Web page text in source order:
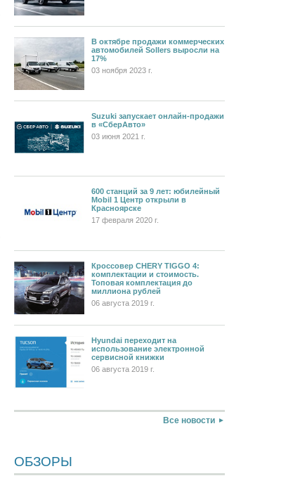
В октябре продажи коммерческих
автомобилей Sollers выросли на
17%
03 ноября 2023 г.
Suzuki запускает онлайн-продажи
в «СберАвто»
03 июня 2021 г.
600 станций за 9 лет: юбилейный
Mobil 1 Центр открыли в
Красноярске
17 февраля 2020 г.
Кроссовер CHERY TIGGO 4:
комплектации и стоимость.
Топовая комплектация до
миллиона рублей
06 августа 2019 г.
Hyundai переходит на
использование электронной
сервисной книжки
06 августа 2019 г.
Все новости
ОБЗОРЫ